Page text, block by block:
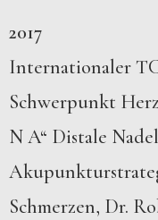
2017
Internationaler
Schwerpunkt
N A“ Distale
Schmerzen, Dr.